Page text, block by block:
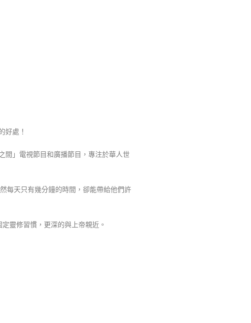
好處！
間」電視節目和廣播節目，專注於華人世
每天只有幾分鐘的時間，卻能帶給他們許
靈修習慣，更深的與上帝親近。